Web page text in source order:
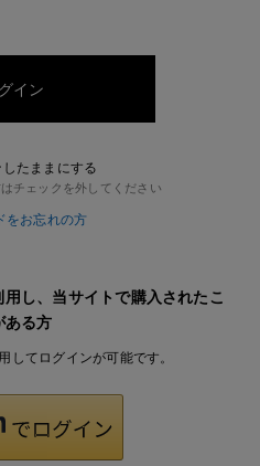
したままにする
チェックを外してください
をお忘れの方
し、当サイトで購入されたこ
ある方
てログインが可能です。